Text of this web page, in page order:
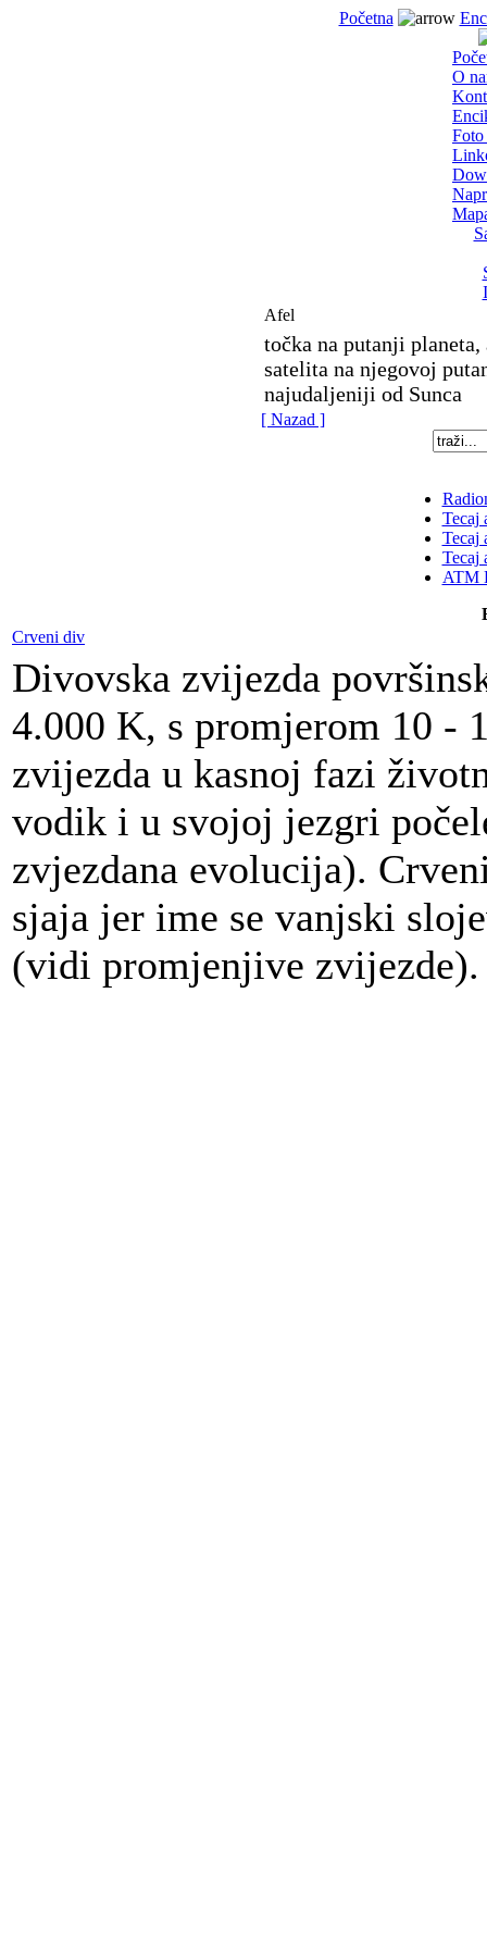
Početna
O
Foto
Afel
točka na putanji
satelita na njegovoj
najudaljeniji od Sunca
[ Nazad ]
Tecaj
Tecaj
Tecaj
ATM
Crveni div
Divovska zvijezda
4.000 K, s promjerom 10 -
zvijezda u kasnoj fazi
vodik i u svojoj jezgri
zvjezdana evolucija).
sjaja jer ime se vanjski
(vidi promjenjive zvijezde).